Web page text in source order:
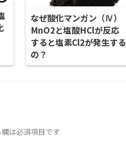
なぜ酸化マンガン（Ⅳ）
MnO2と塩酸HClが反応
すると塩素Cl2が発生する
の？
は必須項目です